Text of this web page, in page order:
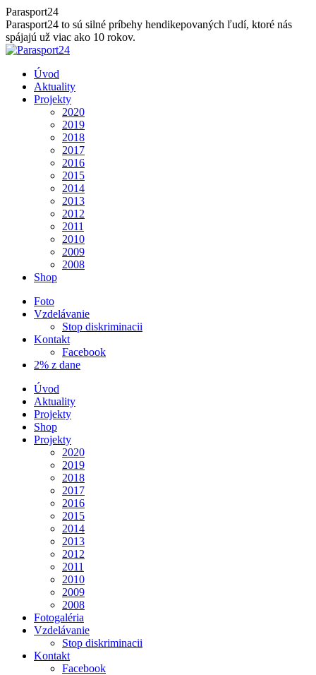
Skip
to
content
Parasport24
Parasport24 to sú silné príbehy hendikepovaných ľudí, ktoré nás
spájajú už viac ako 10 rokov.
Úvod
Aktuality
Projekty
2020
2019
2018
2017
2016
2015
2014
2013
2012
2011
2010
2009
2008
Shop
Foto
Vzdelávanie
Stop diskriminacii
Kontakt
Facebook
2% z dane
Úvod
Aktuality
Projekty
Shop
Projekty
2020
2019
2018
2017
2016
2015
2014
2013
2012
2011
2010
2009
2008
Fotogaléria
Vzdelávanie
Stop diskriminacii
Kontakt
Facebook